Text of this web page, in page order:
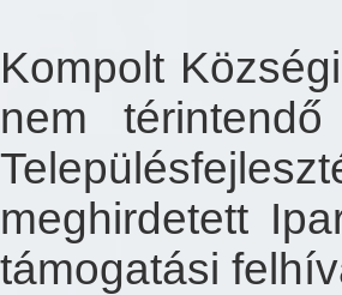
Kompolt
nem
meghirdetett
támogatási